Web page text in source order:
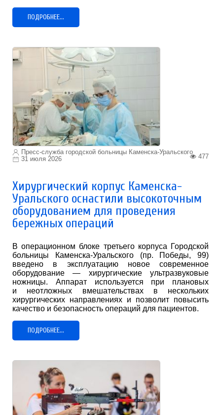
ПОДРОБНЕЕ...
Пресс-служба городской больницы Каменска-Уральского
31 июля 2026
477
Хирургический корпус Каменска-
Уральского оснастили высокоточным
оборудованием для проведения
бережных операций
В операционном блоке третьего корпуса Городской
больницы Каменска-Уральского (пр. Победы, 99)
введено в эксплуатацию новое современное
оборудование — хирургические ультразвуковые
ножницы. Аппарат используется при плановых
и неотложных вмешательствах в нескольких
хирургических направлениях и позволит повысить
качество и безопасность операций для пациентов.
ПОДРОБНЕЕ...